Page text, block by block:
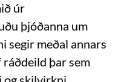
úr
þjóðanna um
segir meðal annars
þar sem